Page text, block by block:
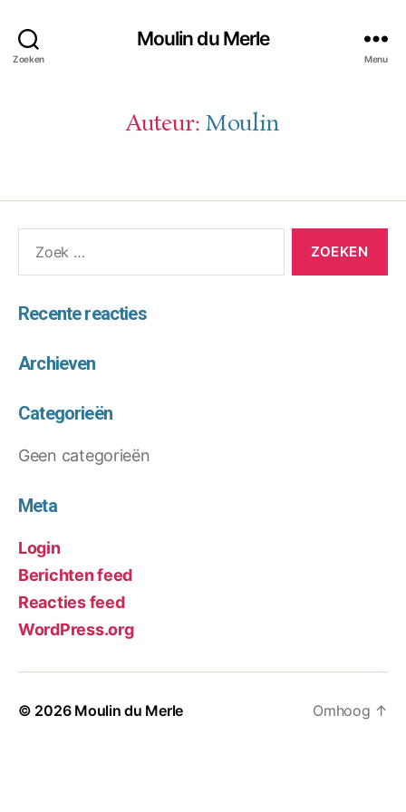
Zoeken
Moulin du Merle
Menu
Auteur: Moulin
Recente reacties
Archieven
Categorieën
Geen categorieën
Meta
Login
Berichten feed
Reacties feed
WordPress.org
© 2026 Moulin du Merle Omhoog ↑